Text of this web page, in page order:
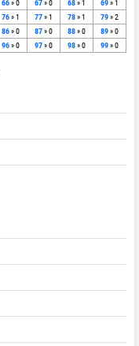
66» 0 67» 0 68» 1 69» 1
76» 1 77» 1 78» 1 79» 2
86» 0 87» 0 88» 0 89» 0
96» 0 97» 0 98» 0 99» 0